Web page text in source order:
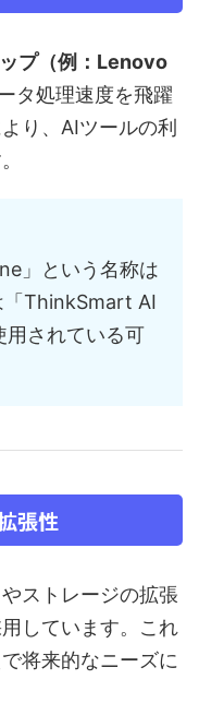
プ（例：Lenovo
タ処理速度を飛躍
り、AIツールの利
」という名称は
「ThinkSmart AI
用されている可
張性
ストレージの拡張
しています。これ
将来的なニーズに